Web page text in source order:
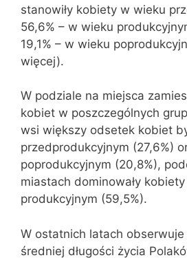
stanowiły kobiety w wieku
56,6% – w wieku
19,1% – w wieku
więcej).
W podziale na miejsca
kobiet w poszczególnych
wsi większy odsetek kobiet
przedprodukcyjnym (27,6%)
poprodukcyjnym (20,8%),
miastach dominowały
produkcyjnym (59,5%).
W ostatnich latach
średniej długości życia